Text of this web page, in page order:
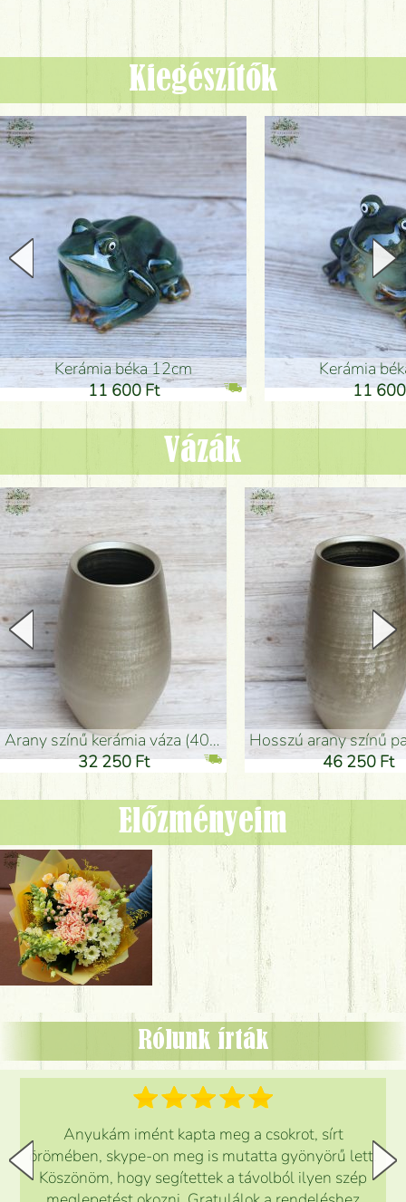
Kiegészítők
Kerámia béka 12cm
11 600 Ft
Kerámia
11
Vázák
arany színű kerámia váza (40x26cm)
32 250 Ft
hosszú arany színű
46 250 Ft
Előzményeim
Rólunk írták
Anyukám imént kapta meg a csokrot, sírt
örömében, skype-on meg is mutatta gyönyörű lett.
Köszönöm, hogy segítettek a távolból ilyen szép